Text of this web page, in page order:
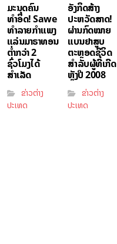
ມະນຸດຄົນ
ທຳອິດ! Sawe
ທຳລາຍກຳແພງ
ແລ່ນມາຣາທອນ
ຕ່ຳກວ່າ 2
ຊົ່ວໂມງໄດ້
ສຳເລັດ
ຂ່າວຕ່າງ
ປະເທດ
ອັງກິດສ້າງ
ປະຫວັດສາດ!
ຜ່ານກົດໝາຍ
ແບນຢາສູບ
ຕະຫຼອດຊີວິດ
ສຳລັບຜູ້ທີ່ເກີດ
ຫຼັງປີ 2008
ຂ່າວຕ່າງ
ປະເທດ